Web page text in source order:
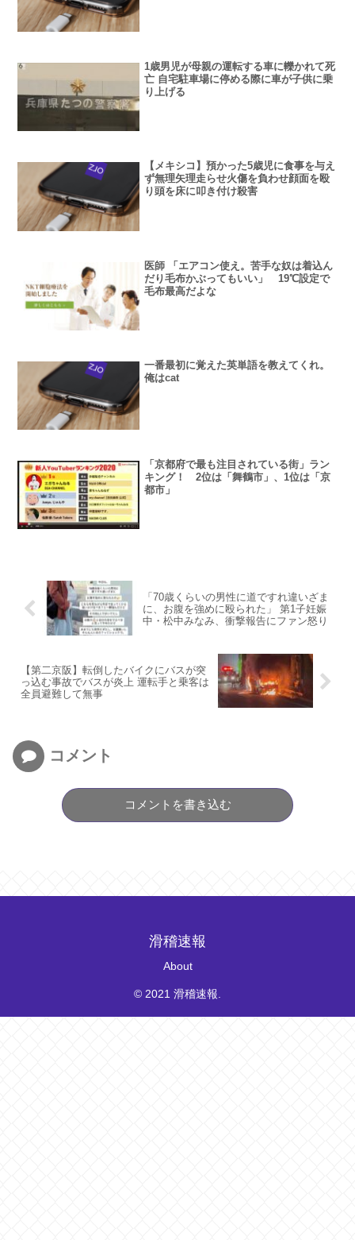
1歳男児が母親の運転する車に轢かれて死
亡 自宅駐車場に停める際に車が子供に乗
り上げる
【メキシコ】預かった5歳児に食事を与え
ず無理矢理走らせ火傷を負わせ顔面を殴
り頭を床に叩き付け殺害
医師 「エアコン使え。苦手な奴は着込ん
だり毛布かぶってもいい」 19℃設定で
毛布最高だよな
一番最初に覚えた英単語を教えてくれ。
俺はcat
「京都府で最も注目されている街」ラン
キング！ 2位は「舞鶴市」、1位は「京
都市」
「70歳くらいの男性に道ですれ違いざま
に、お腹を強めに殴られた」 第1子妊娠
中・松中みなみ、衝撃報告にファン怒り
【第二京阪】転倒したバイクにバスが突
っ込む事故でバスが炎上 運転手と乗客は
全員避難して無事
コメント
コメントを書き込む
滑稽速報
About
© 2021 滑稽速報.